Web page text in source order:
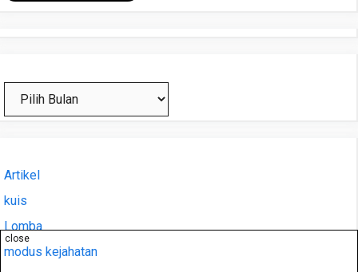
close
Arsip
Artikel
kuis
Lomba
modus kejahatan